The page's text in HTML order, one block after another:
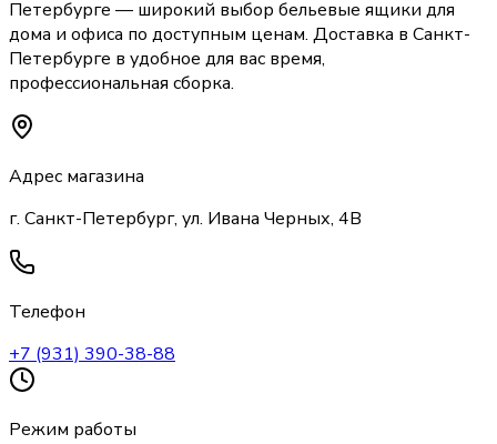
Петербурге — широкий выбор бельевые ящики для
дома и офиса по доступным ценам. Доставка в Санкт-
Петербурге в удобное для вас время,
профессиональная сборка.
Адрес магазина
г. Санкт-Петербург, ул. Ивана Черных, 4В
Телефон
+7 (931) 390-38-88
Режим работы